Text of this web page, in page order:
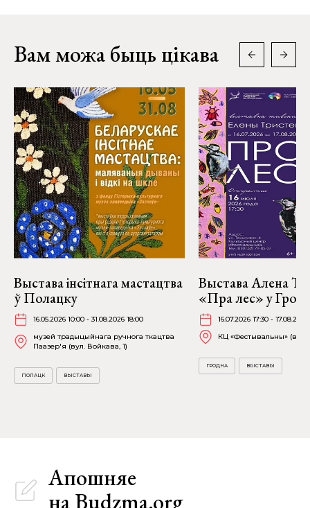
Вам можа быць цікава
Выстава інсітнага мастацтва
ў Полацку
16.05.2026 10:00 - 31.08.2026 18:00
музей традыцыйнага ручнога ткацтва
Паазер'я (вул. Войкава, 1)
ПОЛАЦК ВЫСТАВЫ
Выстава Алена
«Пра лес» у
16.07.2026 17:30 - 17.08.2026
КЦ «Фестывальны» (вул.
ГРОДНА ВЫСТАВЫ
Апошняе
на Budzma.org